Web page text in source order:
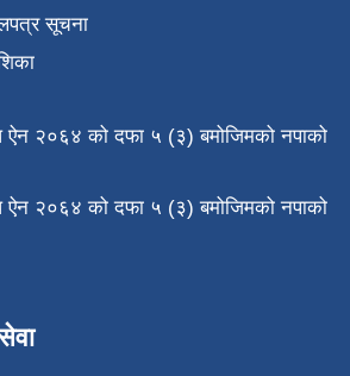
सूचना
ऐन २०६४ को दफा ५ (३) बमोजिमको नपाको
ऐन २०६४ को दफा ५ (३) बमोजिमको नपाको